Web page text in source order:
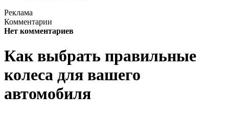
Реклама
Комментарии
Нет комментариев
Как выбрать правильные
колеса для вашего
автомобиля